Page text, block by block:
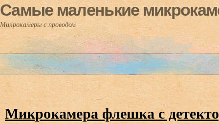
Самые маленькие
Микрокамеры с проводом
Микрокамера флешка с